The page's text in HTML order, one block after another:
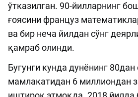
ўтказилган. 90-йилларнинг
ғоясини француз
ва бир неча йилдан сўнг
қамраб олинди.
Бугунги кунда дунёнинг 80дан
мамлакатидан 6 миллиондан